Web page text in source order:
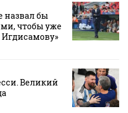
назвал бы
чтобы уже
Игдисамову»
Великий